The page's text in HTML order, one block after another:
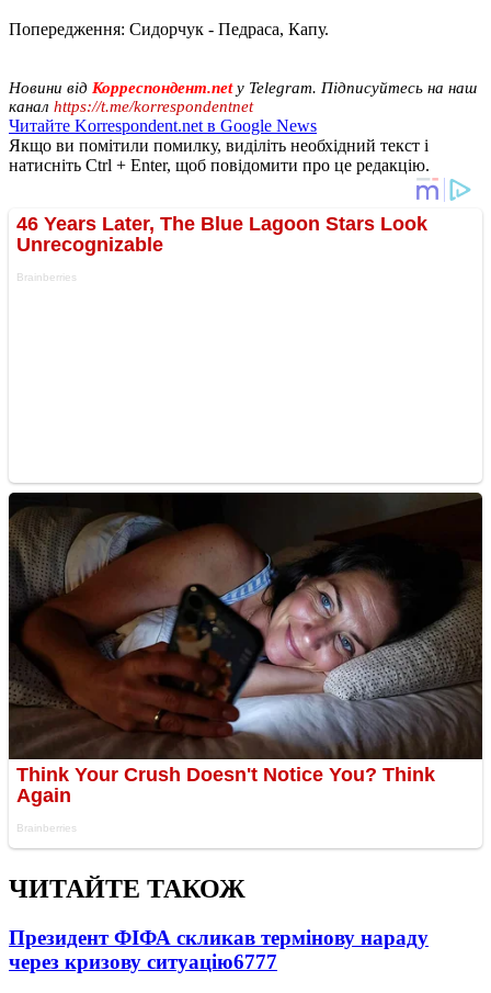
Попередження: Сидорчук - Педраса, Капу.
Новини від Корреспондент.netу Telegram. Підписуйтесь на наш
канал https://t.me/korrespondentnet
Читайте Korrespondent.net в Google News
Якщо ви помітили помилку, виділіть необхідний текст і
натисніть Ctrl + Enter, щоб повідомити про це редакцію.
ЧИТАЙТЕ ТАКОЖ
Президент ФІФА скликав термінову нараду
через кризову ситуацію6777